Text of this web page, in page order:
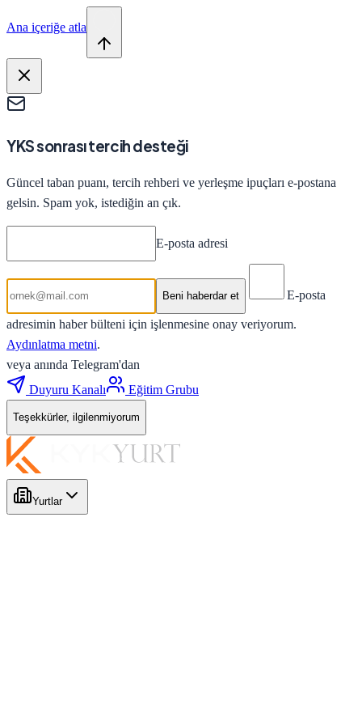
Ana içeriğe atla
YKS sonrası tercih desteği
Güncel taban puanı, tercih rehberi ve yerleşme ipuçları e-postana
gelsin. Spam yok, istediğin an çık.
E-posta adresi
Beni haberdar et E-posta
adresimin haber bülteni için işlenmesine onay veriyorum.
Aydınlatma metni.
veya anında Telegram'dan
Duyuru Kanalı
Eğitim Grubu
Teşekkürler, ilgilenmiyorum
Yurtlar